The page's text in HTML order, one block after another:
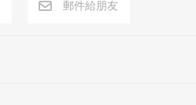
郵件給朋友